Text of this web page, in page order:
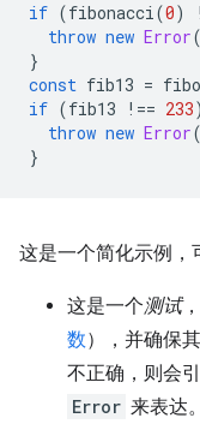
if (fibonacci(0)
throw new Error(
}
const fib13 =
if (fib13 !== 233)
throw new Error(
}
这是一个简化示例，
这是一个测试
数），并确保
不正确，则会
Error 来表达。